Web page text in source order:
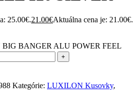
25.00€.21.00€Aktuálna cena je: 21.00€.
BANGER ALU POWER FEEL
Kategórie: LUXILON Kusovky,